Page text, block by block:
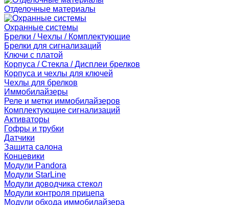
Отделочные материалы
Охранные системы
Брелки / Чехлы / Комплектующие
Брелки для сигнализаций
Ключи с платой
Корпуса / Стекла / Дисплеи брелков
Корпуса и чехлы для ключей
Чехлы для брелков
Иммобилайзеры
Реле и метки иммобилайзеров
Комплектующие сигнализаций
Активаторы
Гофры и трубки
Датчики
Защита салона
Концевики
Модули Pandora
Модули StarLine
Модули доводчика стекол
Модули контроля прицепа
Модули обхода иммобилайзера